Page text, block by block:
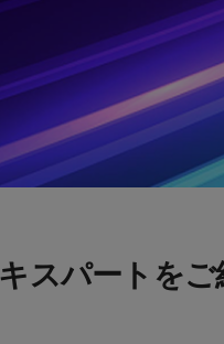
スパートを